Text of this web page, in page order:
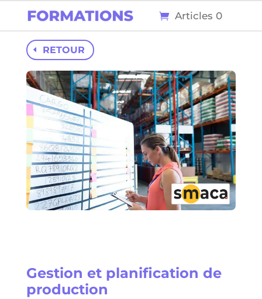
Articles 0
RETOUR
Gestion et planification de
production